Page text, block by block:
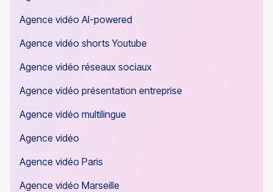
Agence vidéo AI-powered
Agence vidéo shorts Youtube
Agence vidéo réseaux sociaux
Agence vidéo présentation entreprise
Agence vidéo multilingue
Agence vidéo
Agence vidéo Paris
Agence vidéo Marseille